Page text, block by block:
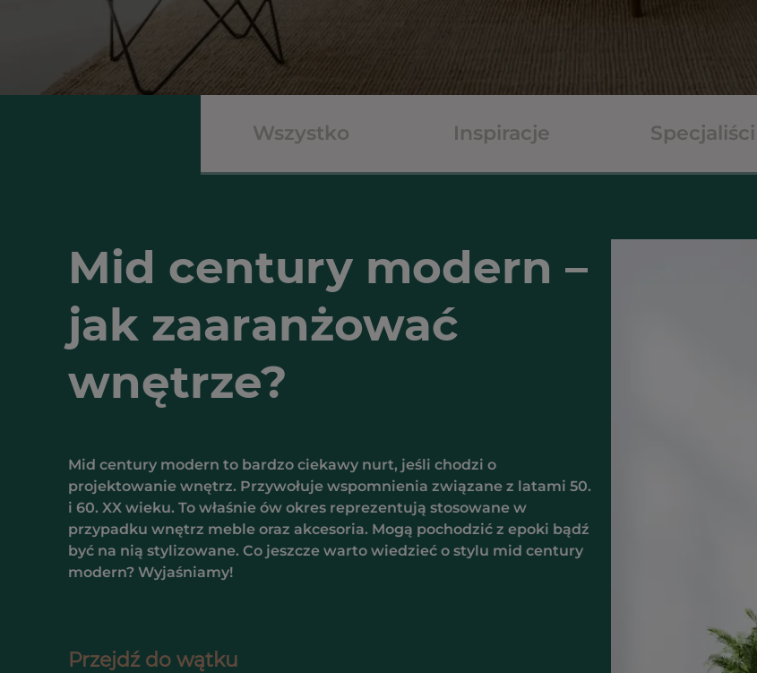
Wszystko Inspiracje Specjaliści
Mid century modern –
jak zaaranżować
wnętrze?
Mid century modern to bardzo ciekawy nurt, jeśli chodzi o
projektowanie wnętrz. Przywołuje wspomnienia związane z latami 50.
i 60. XX wieku. To właśnie ów okres reprezentują stosowane w
przypadku wnętrz meble oraz akcesoria. Mogą pochodzić z epoki bądź
być na nią stylizowane. Co jeszcze warto wiedzieć o stylu mid century
modern? Wyjaśniamy!
Przejdź do wątku